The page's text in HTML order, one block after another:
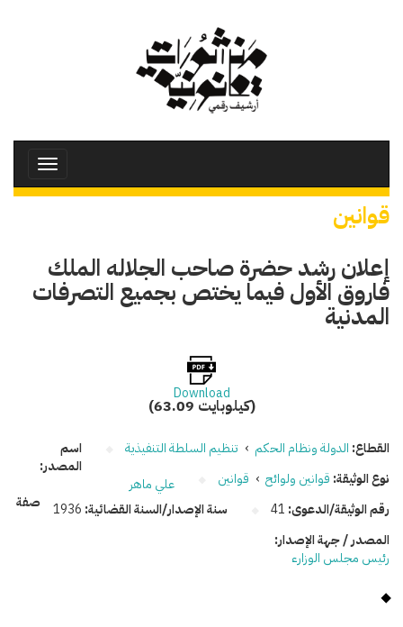
Toggle
قوانين
إعلان رشد حضرة صاحب الجلاله الملك
فاروق الأول فيما يختص بجميع التصرفات
المدنية
Download
(63.09 كيلوبايت)
القطاع: الدولة ونظام الحكم › تنظيم السلطة التنفيذية
نوع الوثيقة: قوانين ولوائح › قوانين
رقم الوثيقة/الدعوى: 41 سنة الإصدار/السنة القضائية: 1936
اسم
المصدر:
علي ماهر
صفة
المصدر / جهة الإصدار:
رئيس مجلس الوزارء